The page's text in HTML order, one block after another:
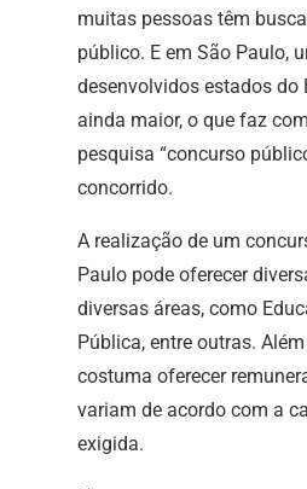
muitas pessoas têm
público. E em São Paulo,
desenvolvidos estados do
ainda maior, o que faz
pesquisa “concurso
concorrido.
A realização de um
Paulo pode oferecer
diversas áreas, como
Pública, entre outras.
costuma oferecer
variam de acordo com a
exigida.